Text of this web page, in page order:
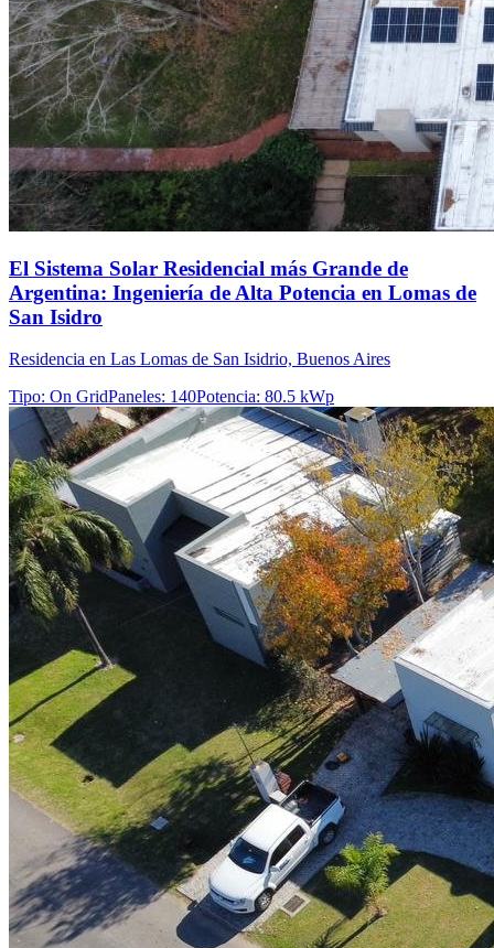
El Sistema Solar Residencial más Grande de
Argentina: Ingeniería de Alta Potencia en Lomas de
San Isidro
Residencia en Las Lomas de San Isidrio, Buenos Aires
Tipo: On GridPaneles: 140Potencia: 80.5 kWp